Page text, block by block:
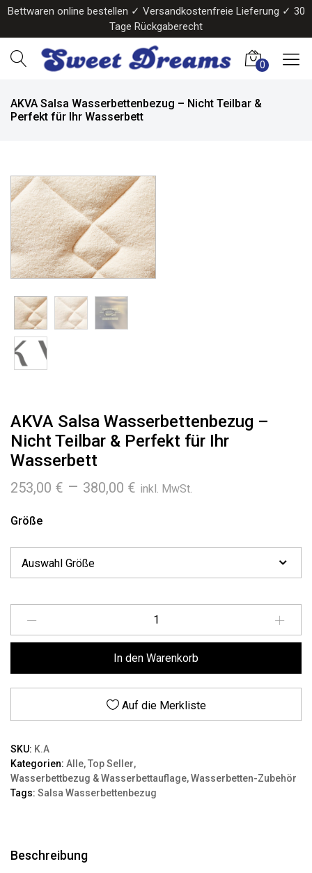
Bettwaren online bestellen ✓ Versandkostenfreie Lieferung ✓ 30
Tage Rückgaberecht
0
AKVA Salsa Wasserbettenbezug – Nicht Teilbar &
Perfekt für Ihr Wasserbett
AKVA Salsa Wasserbettenbezug –
Nicht Teilbar & Perfekt für Ihr
Wasserbett
253,00 € – 380,00 € Preisspanne:
inkl. MwSt.
Größe
In den Warenkorb
Auf die Merkliste
SKU: K.A
Kategorien: Alle,Top Seller,
Wasserbettbezug & Wasserbettauflage,Wasserbetten-Zubehör
Tags: Salsa Wasserbettenbezug
Beschreibung